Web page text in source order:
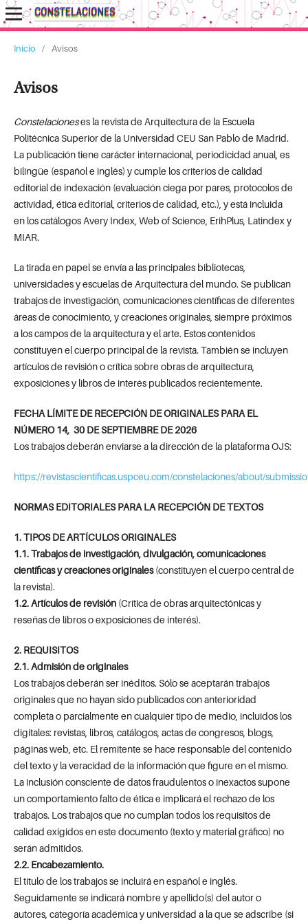
Inicio / Avisos
Avisos
Constelacioneses la revista de Arquitectura de la Escuela
Politécnica Superior de la Universidad CEU San Pablo de Madrid.
La publicación tiene carácter internacional, periodicidad anual, es
bilingüe (español e inglés) y cumple los criterios de calidad
editorial de indexación (evaluación ciega por pares, protocolos de
actividad, ética editorial, criterios de calidad, etc.), y está incluida
en los catálogos Avery Index, Web of Science, ErihPlus, Latindex y
MIAR.
La tirada en papel se envía a las principales bibliotecas,
universidades y escuelas de Arquitectura del mundo. Se publican
trabajos de investigación, comunicaciones científicas de diferentes
áreas de conocimiento, y creaciones originales, siempre próximos
a los campos de la arquitectura y el arte. Estos contenidos
constituyen el cuerpo principal de la revista. También se incluyen
artículos de revisión o crítica sobre obras de arquitectura,
exposiciones y libros de interés publicados recientemente.
FECHA LÍMITE DE RECEPCIÓN DE ORIGINALES PARA EL
NÚMERO 14, 30 DE SEPTIEMBRE DE 2026
Los trabajos deberán enviarse a la dirección de la plataforma OJS:
https://revistascientificas.uspceu.com/constelaciones/about/
NORMAS EDITORIALES PARA LA RECEPCIÓN DE TEXTOS
1. TIPOS DE ARTÍCULOS ORIGINALES
1.1. Trabajos de investigación, divulgación, comunicaciones
científicas y creaciones originales(constituyen el cuerpo central de
la revista).
1.2. Artículos de revisión(Crítica de obras arquitectónicas y
reseñas de libros o exposiciones de interés).
2. REQUISITOS
2.1. Admisión de originales
Los trabajos deberán ser inéditos. Sólo se aceptarán trabajos
originales que no hayan sido publicados con anterioridad
completa o parcialmente en cualquier tipo de medio, incluidos los
digitales: revistas, libros, catálogos, actas de congresos, blogs,
páginas web, etc. El remitente se hace responsable del contenido
del texto y la veracidad de la información que figure en el mismo.
La inclusión consciente de datos fraudulentos o inexactos supone
un comportamiento falto de ética e implicará el rechazo de los
trabajos. Los trabajos que no cumplan todos los requisitos de
calidad exigidos en este documento (texto y material gráfico) no
serán admitidos.
2.2. Encabezamiento.
El título de los trabajos se incluirá en español e inglés.
Seguidamente se indicará nombre y apellido(s) del autor o
autores, categoría académica y universidad a la que se adscribe (si